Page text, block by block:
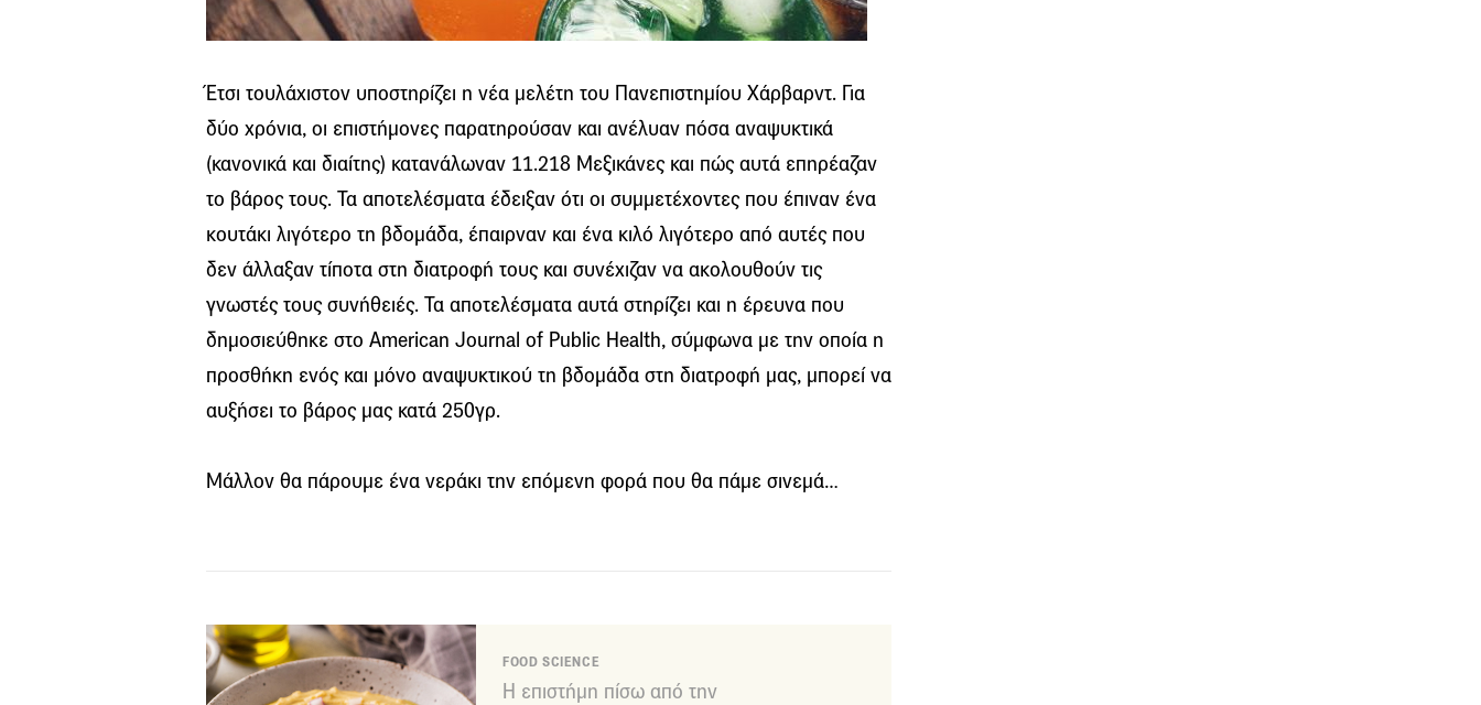
Έτσι τουλάχιστον υποστηρίζει η νέα μελέτη του Πανεπιστημίου Χάρβαρντ. Για
δύο χρόνια, οι επιστήμονες παρατηρούσαν και ανέλυαν πόσα αναψυκτικά
(κανονικά και διαίτης) κατανάλωναν 11.218 Μεξικάνες και πώς αυτά επηρέαζαν
το βάρος τους. Τα αποτελέσματα έδειξαν ότι οι συμμετέχοντες που έπιναν ένα
κουτάκι λιγότερο τη βδομάδα, έπαιρναν και ένα κιλό λιγότερο από αυτές που
δεν άλλαξαν τίποτα στη διατροφή τους και συνέχιζαν να ακολουθούν τις
γνωστές τους συνήθειές. Τα αποτελέσματα αυτά στηρίζει και η έρευνα που
δημοσιεύθηκε στο American Journal of Public Health, σύμφωνα με την οποία η
προσθήκη ενός και μόνο αναψυκτικού τη βδομάδα στη διατροφή μας, μπορεί να
αυξήσει το βάρος μας κατά 250γρ.
Μάλλον θα πάρουμε ένα νεράκι την επόμενη φορά που θα πάμε σινεμά…
FOOD SCIENCE
Η επιστήμη πίσω από την